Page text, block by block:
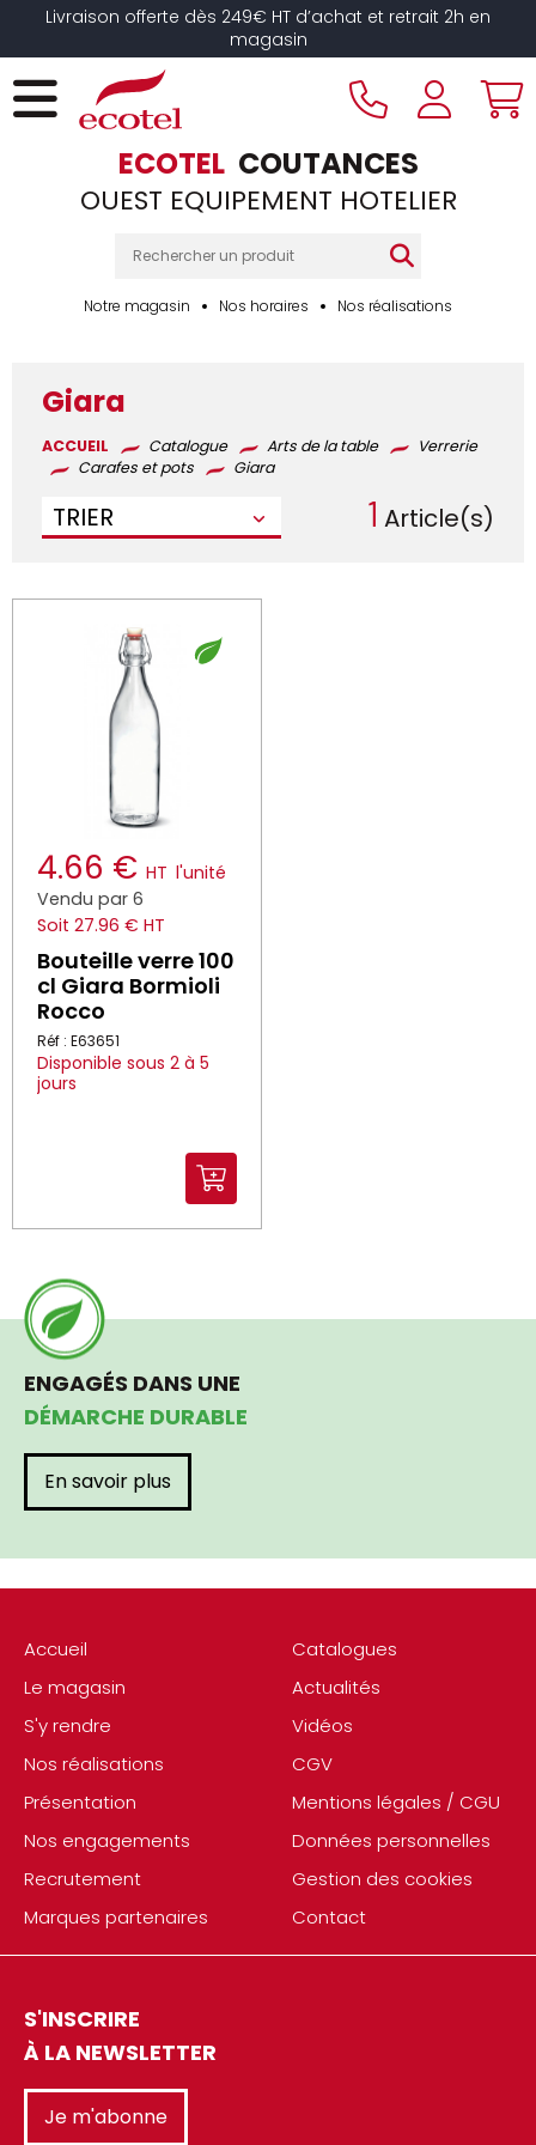
Livraison offerte dès 249€ HT d’achat et retrait 2h en
magasin
ECOTEL COUTANCES
OUEST EQUIPEMENT HOTELIER
Notre magasin Nos horaires Nos réalisations
Giara
ACCUEIL Catalogue Arts de la table
Verrerie
Carafes et pots
Giara
TRIER 1 Article(s)
4.66 € HT l'unité
Vendu par 6
Soit 27.96 € HT
Bouteille verre 100
cl Giara Bormioli
Rocco
Réf : E63651
Disponible sous 2 à 5
jours
Accueil
Le magasin
S'y rendre
Nos réalisations
Présentation
Nos engagements
Recrutement
Marques partenaires
Catalogues
Actualités
Vidéos
CGV
Mentions légales / CGU
Données personnelles
Gestion des cookies
Contact
S'INSCRIRE
À LA NEWSLETTER
Je m'abonne
ENGAGÉS DANS UNE
DÉMARCHE DURABLE
En savoir plus
Panneau de gestion des cookies